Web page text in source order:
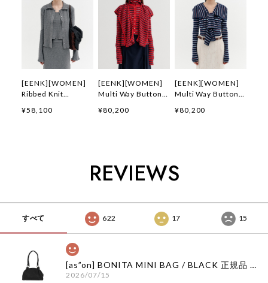
[EENK][WOMEN]
Ribbed Knit
規品 韓国ブランド
¥58,100
[EENK][WOMEN]
Multi Way Button
規品 韓国ブランド
¥80,200
[EENK][WOMEN]
Multi Way Button
規品 韓国ブランド
¥80,200
REVIEWS
すべて 622 17 15
[as”on] BONITA MINI BAG / BLACK 正規品 韓国ブランド 韓国通販 韓国代行 韓国ファッション as on ason エズオン アズオン
2026/07/15